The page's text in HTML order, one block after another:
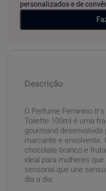
personalizados e de
Descrição
O Perfume Feminino
Toilette 100ml é uma
gourmand
marcante e envolvente.
chocolate branco e
ideal para mulheres
sensorial que une
dia a dia.